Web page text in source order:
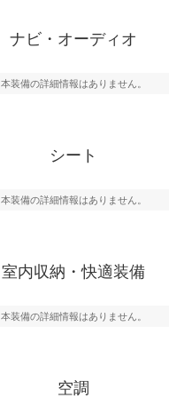
ナビ・オーディオ
本装備の詳細情報はありません。
シート
本装備の詳細情報はありません。
室内収納・快適装備
本装備の詳細情報はありません。
空調